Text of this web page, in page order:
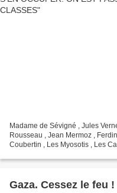
Madame de Sévigné , Jules
Rousseau , Jean Mermoz ,
Coubertin , Les Myosotis , Les
Gaza. Cessez le feu